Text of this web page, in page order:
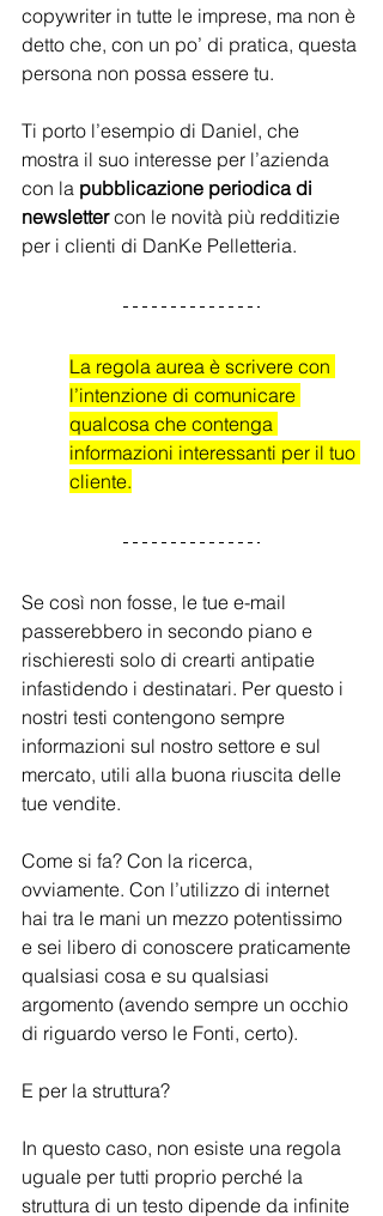
copywriter in tutte le imprese, ma non è
detto che, con un po’ di pratica, questa
persona non possa essere tu.
Ti porto l’esempio di Daniel, che
mostra il suo interesse per l’azienda
con la pubblicazione periodica di
newsletter con le novità più redditizie
per i clienti di DanKe Pelletteria.
La regola aurea è scrivere con
l’intenzione di comunicare
qualcosa che contenga
informazioni interessanti per il tuo
cliente.
Se così non fosse, le tue e-mail
passerebbero in secondo piano e
rischieresti solo di crearti antipatie
infastidendo i destinatari. Per questo i
nostri testi contengono sempre
informazioni sul nostro settore e sul
mercato, utili alla buona riuscita delle
tue vendite.
Come si fa? Con la ricerca,
ovviamente. Con l’utilizzo di internet
hai tra le mani un mezzo potentissimo
e sei libero di conoscere praticamente
qualsiasi cosa e su qualsiasi
argomento (avendo sempre un occhio
di riguardo verso le Fonti, certo).
E per la struttura?
In questo caso, non esiste una regola
uguale per tutti proprio perché la
struttura di un testo dipende da infinite